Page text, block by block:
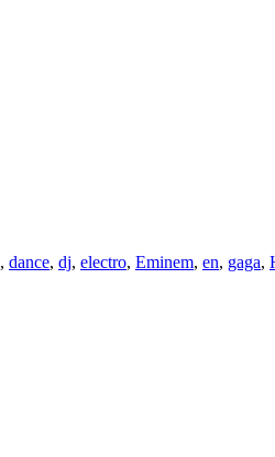
, dance, dj, electro, Eminem, en, gaga,